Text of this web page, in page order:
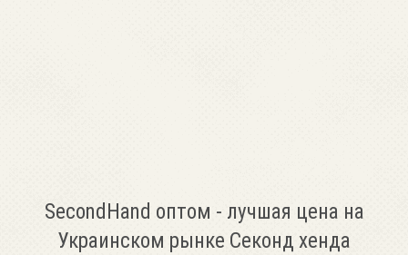
SecondHand оптом - лучшая цена на
Украинском рынке Секонд хенда